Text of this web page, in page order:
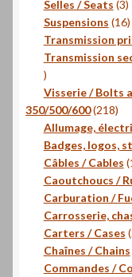
Selles / Seats 33
Suspensions 1616
Transmission
Transmission
16
produits
Visserie / Bolts
350/500/600 218218
Allumage,
Badges, logos,
Câbles / Cables
Caoutchoucs /
Carburation /
Carrosserie,
Carters / Cases
Chaînes / Chains
Commandes /